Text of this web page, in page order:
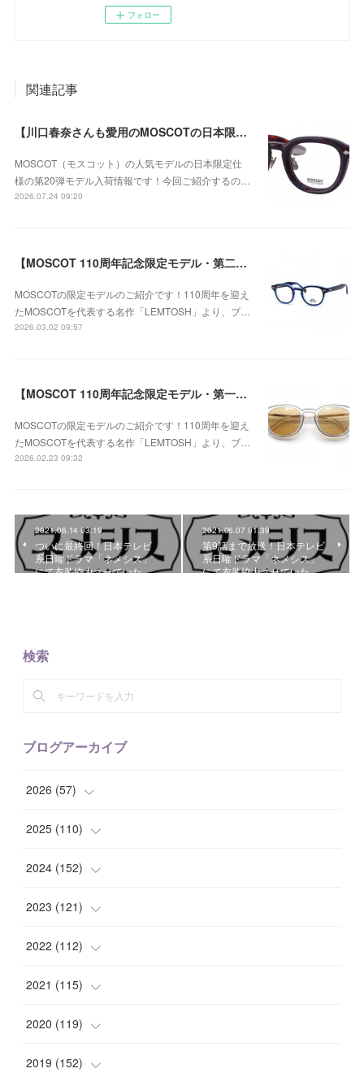
フォロー
関連記事
【川口春奈さんも愛用のMOSCOTの日本限定仕様・第20弾モデル】MOSCOT（モスコット） DAHVEN（ダーベン） 日本限定モデル第20弾 47サイズが再入荷！
MOSCOT（モスコット）の人気モデルの日本限定仕
様の第20弾モデル入荷情報です！今回ご紹介するの…
2026.07.24 09:20
【MOSCOT 110周年記念限定モデル・第二弾】MOSCOT(モスコット) LEMTOSH（レムトッシュ） COL.110 BLUE LE 110周年記念限定モデル 46サイズのご紹介！
MOSCOTの限定モデルのご紹介です！110周年を迎え
たMOSCOTを代表する名作「LEMTOSH」より、ブ…
2026.03.02 09:57
【MOSCOT 110周年記念限定モデル・第一弾】MOSCOT(モスコット) LEMTOSH（レムトッシュ） COL.110 CRYSTAL/GOLD LE -GOLD AMBERのご紹介！
MOSCOTの限定モデルのご紹介です！110周年を迎え
たMOSCOTを代表する名作「LEMTOSH」より、ブ…
2026.02.23 09:32
2021.06.14 03:19
ついに最終回！日本テレビ
系日曜ドラマ「ネメシス」
にて衣装協力させていた…
2021.06.07 01:39
第9話まで放送！日本テレビ
系日曜ドラマ「ネメシス」
にて衣装協力させていた…
検索
ブログアーカイブ
2026 (57)
( 1)
(10)
(9)
( 7)
( 8 )
2025 (110)
(10)
(7)
( 8)
( 7 )
( 10)
2024 (152)
(14)
( 15)
( 11)
( 10)
( 11)
2023 (121)
( 12)
( 8)
( 8)
( 6)
2022 (112)
( 10)
( 7)
(8)
2021 (115)
( 14)
(13)
2020 (119)
(7)
2019 (152)